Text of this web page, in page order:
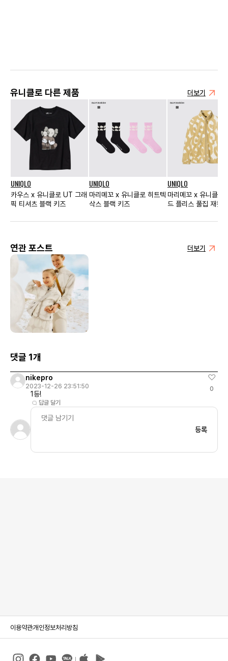
유니클로 다른 제품 더보기
UNIQLO
카우스 x 유니클로 UT 그래
픽 티셔츠 블랙 키즈
UNIQLO
마리메꼬 x 유니클로 히트텍
삭스 블랙 키즈
UNIQLO
마리메꼬 x 유니클로
드 플리스 풀집 재킷
연관 포스트 더보기
댓글 1개
nikepro
2023-12-26 23:51:50
1등!
답글 달기
0
등록
이용약관개인정보처리방침